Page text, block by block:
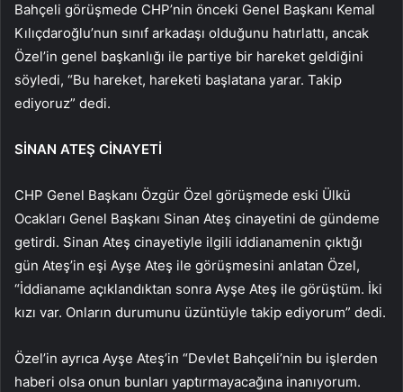
Bahçeli görüşmede CHP’nin önceki Genel Başkanı Kemal
Kılıçdaroğlu’nun sınıf arkadaşı olduğunu hatırlattı, ancak
Özel’in genel başkanlığı ile partiye bir hareket geldiğini
söyledi, “Bu hareket, hareketi başlatana yarar. Takip
ediyoruz” dedi.
SİNAN ATEŞ CİNAYETİ
CHP Genel Başkanı Özgür Özel görüşmede eski Ülkü
Ocakları Genel Başkanı Sinan Ateş cinayetini de gündeme
getirdi. Sinan Ateş cinayetiyle ilgili iddianamenin çıktığı
gün Ateş’in eşi Ayşe Ateş ile görüşmesini anlatan Özel,
“İddianame açıklandıktan sonra Ayşe Ateş ile görüştüm. İki
kızı var. Onların durumunu üzüntüyle takip ediyorum” dedi.
Özel’in ayrıca Ayşe Ateş’in “Devlet Bahçeli’nin bu işlerden
haberi olsa onun bunları yaptırmayacağına inanıyorum.